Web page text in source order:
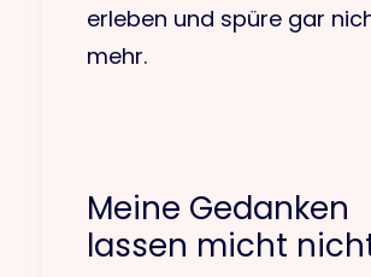
erleben und spüre gar
mehr.
Meine Gedanken
lassen micht